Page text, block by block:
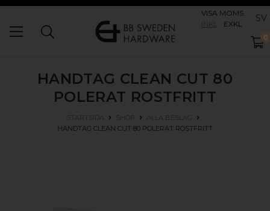
VISA MOMS
INKL
EXKL SV
0
HANDTAG CLEAN CUT 80
POLERAT ROSTFRITT
STARTSIDA SHOP
ALLA BESLAG
HANDTAG CLEAN CUT 80 POLERAT ROSTFRITT